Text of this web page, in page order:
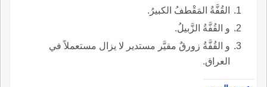
القُفَّةُ المَقْطفُ الكبيرُ.
و القُفَّةُ الزَّبيلُ.
و القُفَّةُ زورقٌ مقيَّر مستدير لا يزال مستعملاً في
العراق.